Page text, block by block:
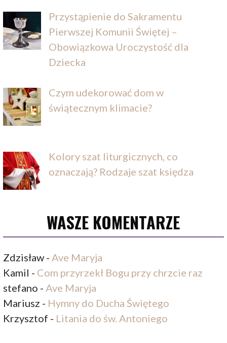
Przystąpienie do Sakramentu
Pierwszej Komunii Świętej –
Obowiązkowa Uroczystość dla
Dziecka
Czym udekorować dom w
świątecznym klimacie?
Kolory szat liturgicznych, co
oznaczają? Rodzaje szat księdza
WASZE KOMENTARZE
Zdzisław - Ave Maryja
Kamil - Com przyrzekł Bogu przy chrzcie raz
stefano - Ave Maryja
Mariusz - Hymny do Ducha Świętego
Krzysztof - Litania do św. Antoniego